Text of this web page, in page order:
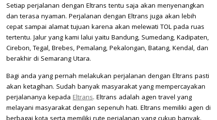
Setiap perjalanan dengan Eltrans tentu saja akan menyenangkan
dan terasa nyaman. Perjalanan dengan Eltrans juga akan lebih
cepat sampai alamat tujuan karena akan melewati TOL pada ruas
tertentu. Jalur yang kami lalui yaitu Bandung, Sumedang, Kadipaten,
Cirebon, Tegal, Brebes, Pemalang, Pekalongan, Batang, Kendal, dan
berakhir di Semarang Utara.
Bagi anda yang pernah melakukan perjalanan dengan Eltrans pasti
akan ketagihan. Sudah banyak masyarakat yang mempercayakan
perjalananya kepada Eltrans. Eltrans adalah agen travel yang
melayani masyarakat dengan sepenuh hati. Eltrans memiliki agen di